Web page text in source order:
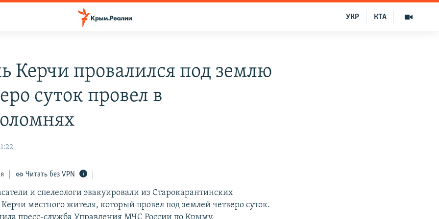
КТА
УКР
Керчи провалился под землю
суток провел в
Читать без VPN
и спелеологи эвакуировали из Старокарантинских
местного жителя, который провел под землей четверо суток.